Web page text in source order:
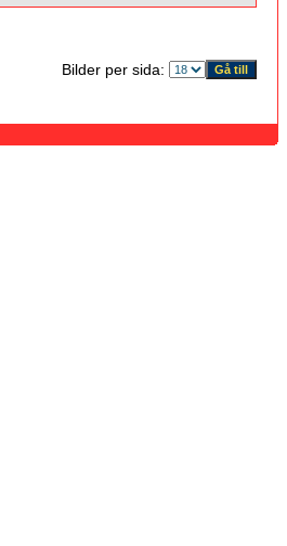
Bilder per sida: